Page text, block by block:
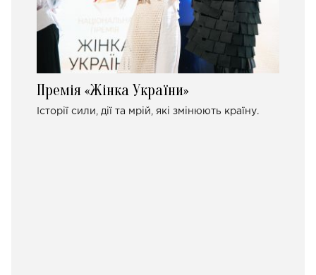
Премія «Жінка України»
Історії сили, дії та мрій, які змінюють країну.